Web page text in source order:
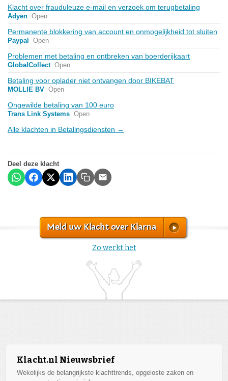
Klacht over frauduleuze e-mail en verzoek om terugbetaling
Adyen Open
Permanente blokkering van account en onmogelijkheid tot sluiten
Paypal Open
Problemen met betaling en ontbreken van boerderijkaart
GlobalCollect Open
Betaling voor oplader niet ontvangen door BIKEBAT
MOLLIE BV Open
Ongewilde betaling van 100 euro
Trans Link Systems Open
Alle klachten in Betalingsdiensten →
Deel deze klacht
Meld uw Klacht over Klarna
Zo werkt het
Klacht.nl Nieuwsbrief
Wekelijks de belangrijkste klachttrends, opgeloste zaken en